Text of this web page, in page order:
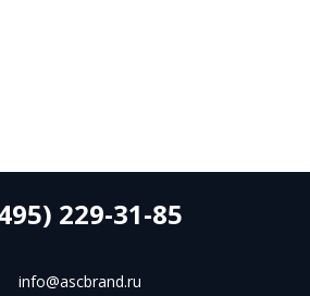
229-31-85
info@ascbrand.ru